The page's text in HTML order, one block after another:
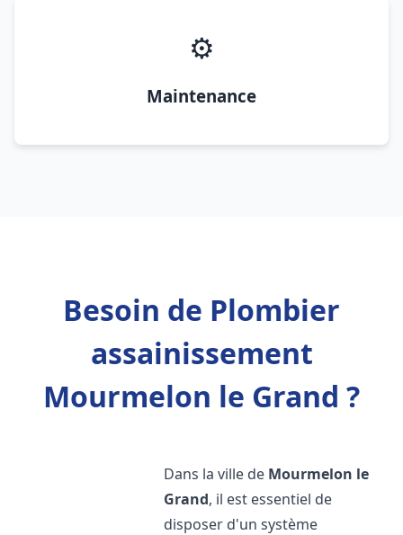
⚙️
Maintenance
Besoin de Plombier
assainissement
Mourmelon le Grand ?
Dans la ville de Mourmelon le
Grand, il est essentiel de
disposer d'un système